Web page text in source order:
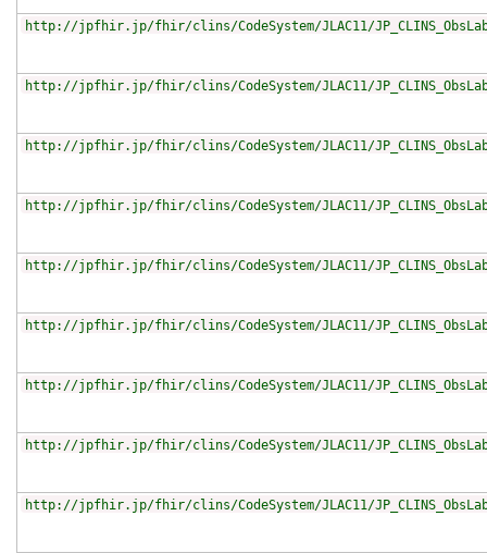
http://jpfhir.jp/fhir/clins/CodeSystem/JLAC11/
http://jpfhir.jp/fhir/clins/CodeSystem/JLAC11/
http://jpfhir.jp/fhir/clins/CodeSystem/JLAC11/
http://jpfhir.jp/fhir/clins/CodeSystem/JLAC11/
http://jpfhir.jp/fhir/clins/CodeSystem/JLAC11/
http://jpfhir.jp/fhir/clins/CodeSystem/JLAC11/
http://jpfhir.jp/fhir/clins/CodeSystem/JLAC11/
http://jpfhir.jp/fhir/clins/CodeSystem/JLAC11/
http://jpfhir.jp/fhir/clins/CodeSystem/JLAC11/